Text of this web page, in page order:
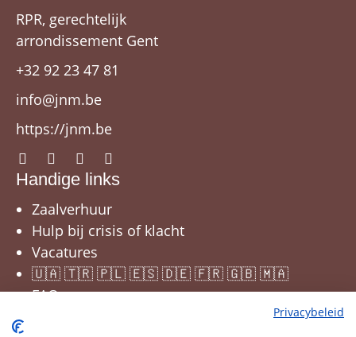
RPR, gerechtelijk
arrondissement Gent
+32 92 23 47 81
info@jnm.be
https://jnm.be
Handige links
Zaalverhuur
Hulp bij crisis of klacht
Vacatures
🇺🇦 🇹🇷 🇵🇱 🇪🇸 🇩🇪 🇫🇷 🇬🇧 🇲🇦
FAQ
Privacybeleid